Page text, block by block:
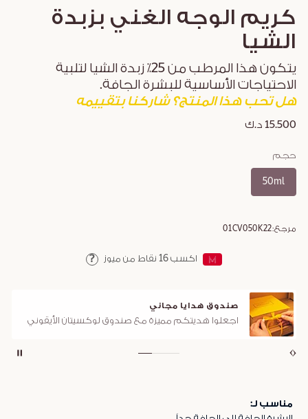
كريم الوجه الغني بزبدة
الشيا
يتكون هذا المرطب من 25٪ زبدة الشيا لتلبية
الاحتياجات الأساسية للبشرة الجافة.
هل تحب هذا المنتج؟ شاركنا بتقييمه
15.500 د.ك
حجم
50ml
مرجع:01CV050K22
اكسب16 نقاط من ميوز
صندوق هدايا مجاني
اجعلوا هديتكم مميزة مع صندوق لوكسيتان الأيقوني
مناسب لـ: